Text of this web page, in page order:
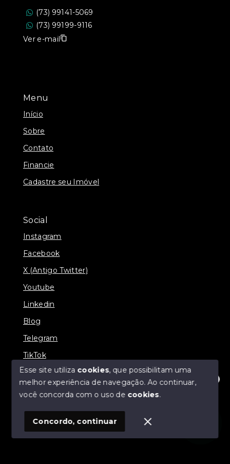
Olá! Estamos disponíveis para te ajudar.
Menu
Início
Sobre
Contato
Financie
Cadastre seu Imóvel
Social
Instagram
Facebook
X (Antigo Twitter)
Youtube
Linkedin
Blog
Telegram
TikTok
© Copyright 2026 - Zucotti Imóveis - Todos os direitos
SITE PARA IMOBILIARIA
(73) 99141-5069
(73) 99199-9116
Ver e-mail
Esse site utiliza cookies, que possibilitam uma
melhor experiência de navegação.Ao continuar,
você concorda com o uso de cookies.
Concordo, continuar